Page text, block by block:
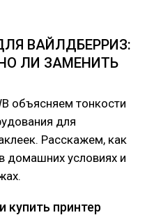
ВАЙЛДБЕРРИЗ:
ЛИ ЗАМЕНИТЬ
объясняем тонкости
для
Расскажем, как
домашних условиях и
купить принтер